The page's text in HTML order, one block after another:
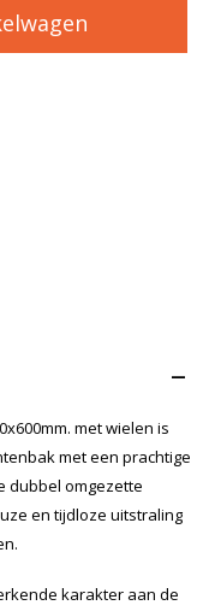
–
met wielen is
met een prachtige
dubbel omgezette
en tijdloze uitstraling
karakter aan de